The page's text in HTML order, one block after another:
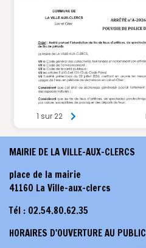
MAIRIE DE LA VILLE-AUX-CLERCS
place de la mairie
41160 La Ville-aux-clercs
Tél : 02.54.80.62.35
HORAIRES D'OUVERTURE AU PUBLIC